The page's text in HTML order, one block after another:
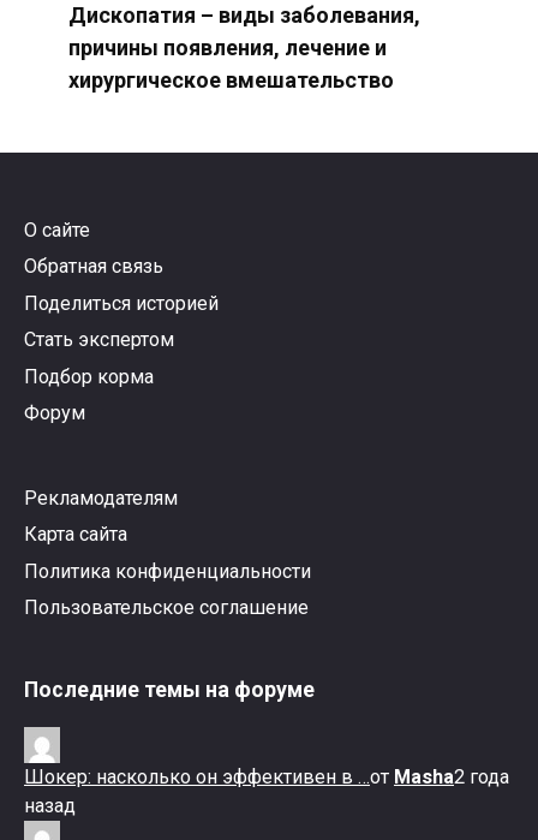
Дископатия – виды заболевания,
причины появления, лечение и
хирургическое вмешательство
О сайте
Обратная связь
Поделиться историей
Стать экспертом
Подбор корма
Форум
Рекламодателям
Карта сайта
Политика конфиденциальности
Пользовательское соглашение
Последние темы на форуме
Шокер: насколько он эффективен в …от Masha2 года
назад